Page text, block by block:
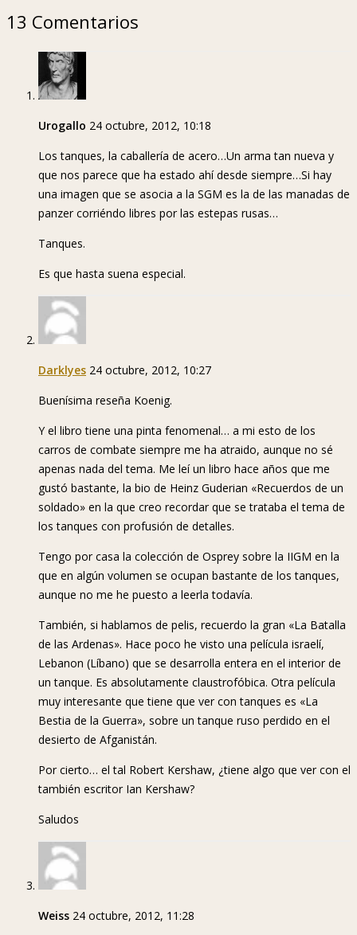
13 Comentarios
Urogallo 24 octubre, 2012, 10:18
Los tanques, la caballería de acero…Un arma tan nueva y
que nos parece que ha estado ahí desde siempre…Si hay
una imagen que se asocia a la SGM es la de las manadas de
panzer corriéndo libres por las estepas rusas…
Tanques.
Es que hasta suena especial.
Darklyes 24 octubre, 2012, 10:27
Buenísima reseña Koenig.
Y el libro tiene una pinta fenomenal… a mi esto de los
carros de combate siempre me ha atraido, aunque no sé
apenas nada del tema. Me leí un libro hace años que me
gustó bastante, la bio de Heinz Guderian «Recuerdos de un
soldado» en la que creo recordar que se trataba el tema de
los tanques con profusión de detalles.
Tengo por casa la colección de Osprey sobre la IIGM en la
que en algún volumen se ocupan bastante de los tanques,
aunque no me he puesto a leerla todavía.
También, si hablamos de pelis, recuerdo la gran «La Batalla
de las Ardenas». Hace poco he visto una película israelí,
Lebanon (Líbano) que se desarrolla entera en el interior de
un tanque. Es absolutamente claustrofóbica. Otra película
muy interesante que tiene que ver con tanques es «La
Bestia de la Guerra», sobre un tanque ruso perdido en el
desierto de Afganistán.
Por cierto… el tal Robert Kershaw, ¿tiene algo que ver con el
también escritor Ian Kershaw?
Saludos
Weiss 24 octubre, 2012, 11:28